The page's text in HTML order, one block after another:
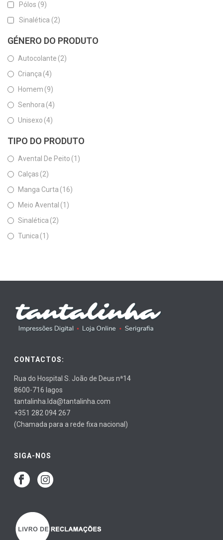
Pólos (9)
Sinalética (2)
GÉNERO DO PRODUTO
Autocolante (2)
Criança (4)
Homem (9)
Senhora (4)
Unisexo (4)
TIPO DO PRODUTO
Avental De Peito (1)
Calças (2)
Manga Curta (16)
Meio Avental (1)
Sinalética (2)
Tunica (1)
CONTACTOS:
Rua do Hospital S. João de Deus nª14
8600-716 lagos
tantalinha.lda@tantalinha.com
+351 282 094 267
(Chamada para a rede fixa nacional)
SIGA-NOS